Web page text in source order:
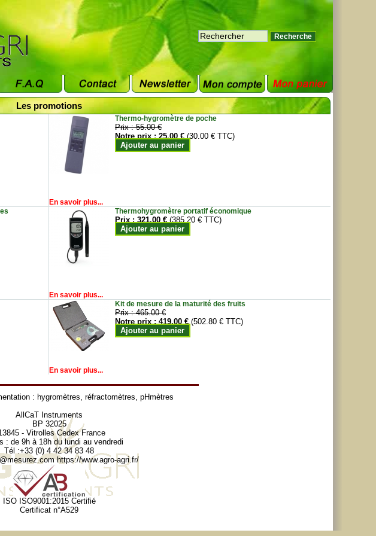
Les promotions
Thermo-hygromètre de poche
Prix :55.00 €
Notre prix :25.00 € (30.00 € TTC)
Ajouter au panier
En savoir plus...
Thermohygromètre portatif économique
Prix :321.00 € (385.20 € TTC)
Ajouter au panier
En savoir plus...
Kit de mesure de la maturité des fruits
Prix :465.00 €
Notre prix :419.00 € (502.80 € TTC)
Ajouter au panier
En savoir plus...
: hygromètres, réfractomètres, pHmètres
AllCaT Instruments
BP 32025
- Vitrolles Cedex France
: de 9h à 18h du lundi au vendredi
Tél :+33 (0) 4 42 34 83 48
https://www.agro-agri.fr/
ISO ISO9001:2015 Certifié
Certificat n°A529